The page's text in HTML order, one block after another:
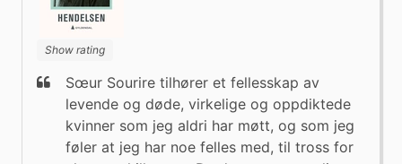
Show rating
Sœur Sourire tilhører et fellesskap av
levende og døde, virkelige og oppdiktede
kvinner som jeg aldri har møtt, og som jeg
føler at jeg har noe felles med, til tross for